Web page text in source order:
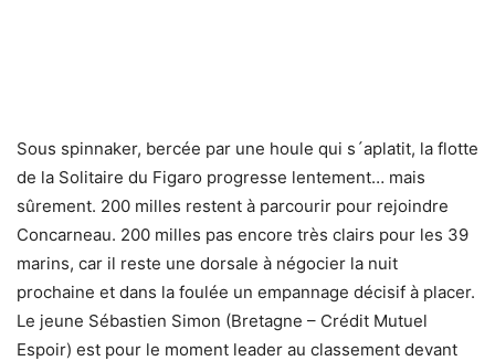
Sous spinnaker, bercée par une houle qui s´aplatit, la flotte
de la Solitaire du Figaro progresse lentement… mais
sûrement. 200 milles restent à parcourir pour rejoindre
Concarneau. 200 milles pas encore très clairs pour les 39
marins, car il reste une dorsale à négocier la nuit
prochaine et dans la foulée un empannage décisif à placer.
Le jeune Sébastien Simon (Bretagne – Crédit Mutuel
Espoir) est pour le moment leader au classement devant